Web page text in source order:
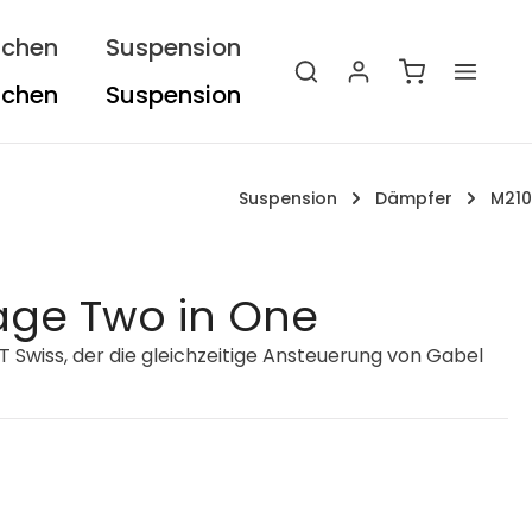
Suspension
Warenkorb
Suspension Dämpfer M210
Two in One
der die gleichzeitige Ansteuerung von Gabel